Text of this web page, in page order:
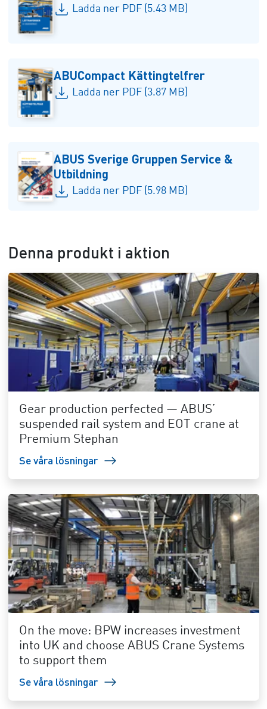
Ladda ner PDF (5.43 MB)
ABUCompact Kättingtelfrer
Ladda ner PDF (3.87 MB)
ABUS Sverige Gruppen Service &
Utbildning
Ladda ner PDF (5.98 MB)
Denna produkt i aktion
Gear production perfected — ABUS’
suspended rail system and EOT crane at
Premium Stephan
Se våra lösningar
On the move: BPW increases investment
into UK and choose ABUS Crane Systems
to support them
Se våra lösningar